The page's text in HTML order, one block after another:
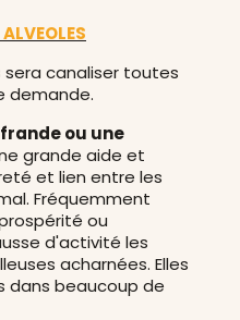
sera canaliser toutes
demande.
ou une
grande aide et
et lien entre les
Fréquemment
ou
d'activité les
acharnées. Elles
dans beaucoup de